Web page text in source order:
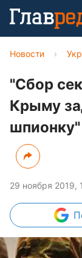
Новости ›
"Сбор
Крыму
шпионку"
29 ноября 2019,